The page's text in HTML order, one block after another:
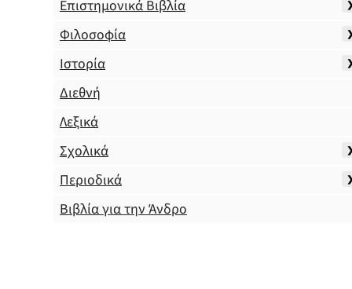
Επιστημονικά Βιβλία
Φιλοσοφία
Ιστορία
Διεθνή
Λεξικά
Σχολικά
Περιοδικά
Βιβλία για την Άνδρο